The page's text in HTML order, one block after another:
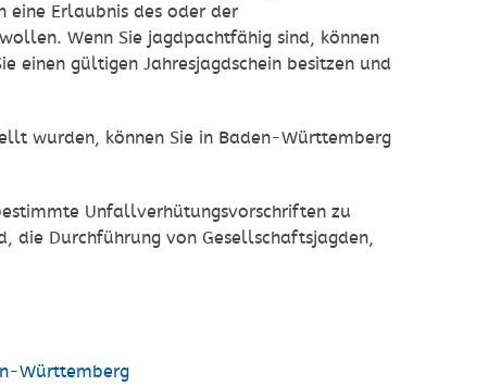
eine Erlaubnis des oder der
Wenn Sie jagdpachtfähig sind, können
einen gültigen Jahresjagdschein besitzen und
wurden, können Sie in Baden-Württemberg
Unfallverhütungsvorschriften zu
die Durchführung von Gesellschaftsjagden,
Württemberg